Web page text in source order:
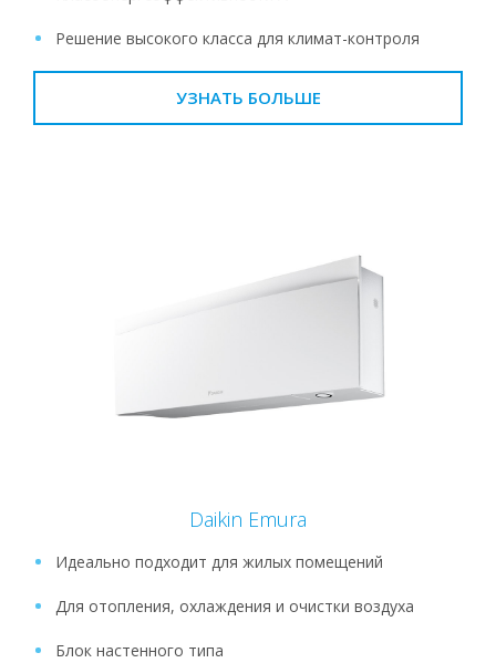
Решение высокого класса для климат-контроля
УЗНАТЬ БОЛЬШЕ
Daikin Emura
Идеально подходит для жилых помещений
Для отопления, охлаждения и очистки воздуха
Блок настенного типа